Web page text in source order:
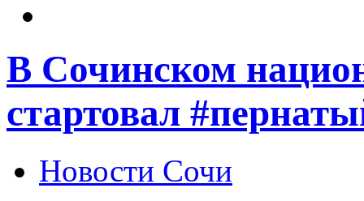
В Сочинском
стартовал
Новости Сочи